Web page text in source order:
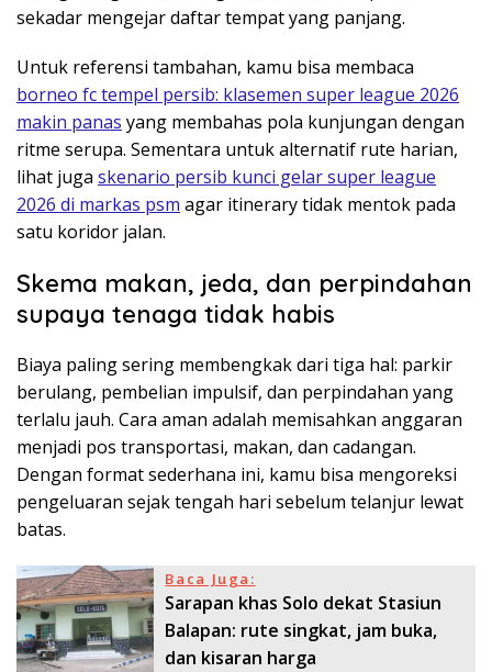
sekadar mengejar daftar tempat yang panjang.
Untuk referensi tambahan, kamu bisa membaca
borneo fc tempel persib: klasemen super league 2026
makin panas yang membahas pola kunjungan dengan
ritme serupa. Sementara untuk alternatif rute harian,
lihat juga skenario persib kunci gelar super league
2026 di markas psm agar itinerary tidak mentok pada
satu koridor jalan.
Skema makan, jeda, dan perpindahan
supaya tenaga tidak habis
Biaya paling sering membengkak dari tiga hal: parkir
berulang, pembelian impulsif, dan perpindahan yang
terlalu jauh. Cara aman adalah memisahkan anggaran
menjadi pos transportasi, makan, dan cadangan.
Dengan format sederhana ini, kamu bisa mengoreksi
pengeluaran sejak tengah hari sebelum telanjur lewat
batas.
Baca Juga:
Sarapan khas Solo dekat Stasiun
Balapan: rute singkat, jam buka,
dan kisaran harga